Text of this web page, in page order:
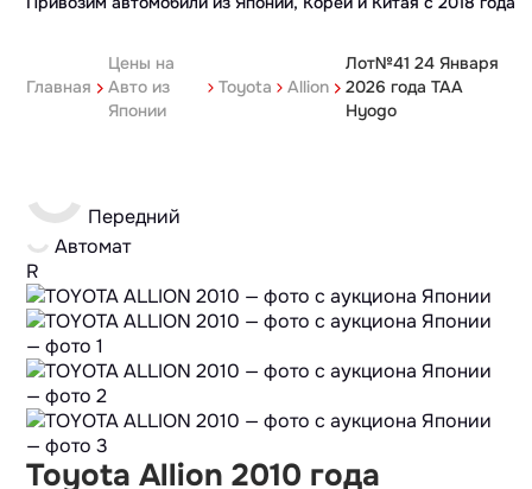
Главная
Цены на
Авто из
Японии
Toyota Allion
Лот№41 24 Января
2026 года TAA
Hyogo
Передний
Автомат
R
Toyota Allion 2010 года